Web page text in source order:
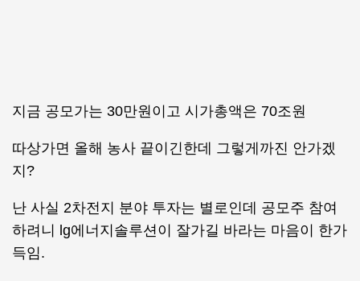
지금 공모가는 30만원이고 시가총액은 70조원
따상가면 올해 농사 끝이긴한데 그렇게까진 안가겠
지?
난 사실 2차전지 분야 투자는 별로인데 공모주 참여
하려니 lg에너지솔루션이 잘가길 바라는 마음이 한가
득임.